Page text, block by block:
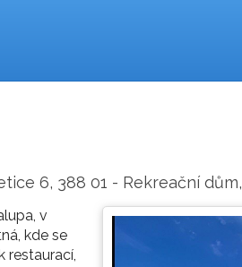
6, 388 01 - Rekreační dům,
v
kde se
restaurací,